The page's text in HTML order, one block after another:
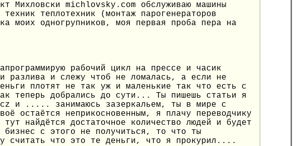
Михловски michlovsky.com обслуживаю машины
теплотехник (монтаж парогенераторов
моих одногрупников, моя первая проба пера на
рабочий цикл на прессе и часик
разлива и слежу чтоб не ломалась, а если не
плотят не так уж и маленькие так что есть с
теперь добрались до сути... Ты пишешь статьи я
и ..... занимаюсь зазеркальем, ты в мире с
остаётся неприкосновенным, я плачу переводчику
найдётся достаточное количество людей и будет
с этого не получиться, то что ты
считать что это те деньги, что я прокурил....